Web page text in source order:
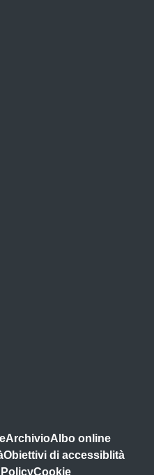
ArchivioAlbo online
Obiettivi di accessiblità
Cookie